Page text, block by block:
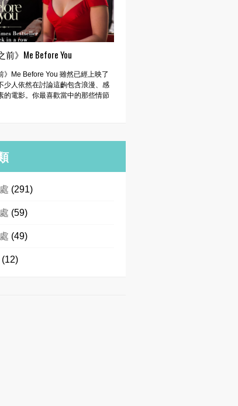
前》Me Before You
》Me Before You 雖然已經上映了
少人依然在討論這齣包含浪漫、感
的電影。你最喜歡當中的那些情節
(291)
(59)
(49)
(12)